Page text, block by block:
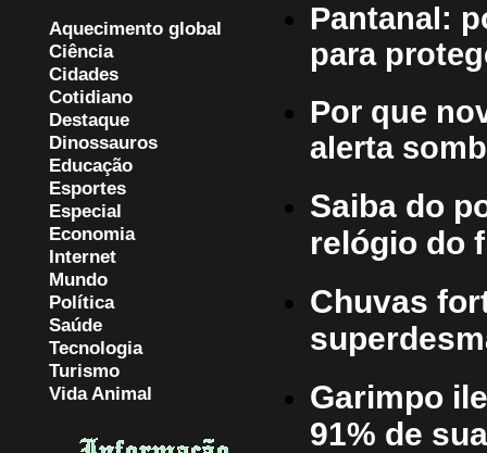
Aquecimento global
Ciência
Cidades
Cotidiano
Destaque
Dinossauros
Educação
Esportes
Especial
Economia
Internet
Mundo
Política
Saúde
Tecnologia
Turismo
Vida Animal
Pantanal:
para
Por que
alerta
Saiba do
relógio do
Chuvas
Garimpo
91% de